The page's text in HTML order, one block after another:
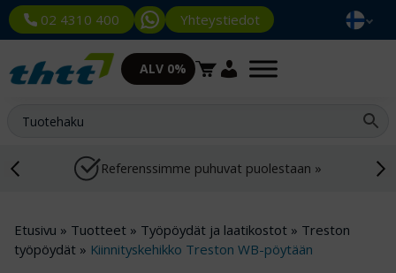
02 4310 400 Yhteystiedot
ALV 0%
Referenssimme puhuvat puolestaan »
Etusivu » Tuotteet » Työpöydät ja laatikostot » Treston
työpöydät » Kiinnityskehikko Treston WB-pöytään